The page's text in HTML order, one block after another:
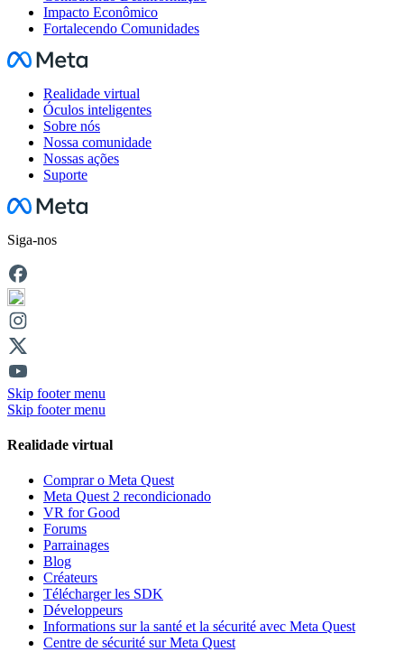
Impacto Econômico
Fortalecendo Comunidades
Facebook
Realidade virtual
Óculos inteligentes
Sobre nós
Nossa comunidade
Nossas ações
Suporte
Facebook
Siga-nos
Skip footer menu
Skip footer menu
Realidade virtual
Comprar o Meta Quest
Meta Quest 2 recondicionado
VR for Good
Forums
Parrainages
Blog
Créateurs
Télécharger les SDK
Développeurs
Informations sur la santé et la sécurité avec Meta Quest
Centre de sécurité sur Meta Quest